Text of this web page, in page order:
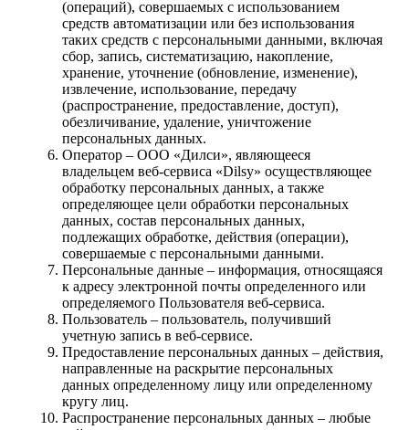
(операций), совершаемых с использованием
средств автоматизации или без использования
таких средств с персональными данными, включая
сбор, запись, систематизацию, накопление,
хранение, уточнение (обновление, изменение),
извлечение, использование, передачу
(распространение, предоставление, доступ),
обезличивание, удаление, уничтожение
персональных данных.
Оператор – ООО «Дилси», являющееся
владельцем веб-сервиса «Dilsy» осуществляющее
обработку персональных данных, а также
определяющее цели обработки персональных
данных, состав персональных данных,
подлежащих обработке, действия (операции),
совершаемые с персональными данными.
Персональные данные – информация, относящаяся
к адресу электронной почты определенного или
определяемого Пользователя веб-сервиса.
Пользователь – пользователь, получивший
учетную запись в веб-сервисе.
Предоставление персональных данных – действия,
направленные на раскрытие персональных
данных определенному лицу или определенному
кругу лиц.
Распространение персональных данных – любые